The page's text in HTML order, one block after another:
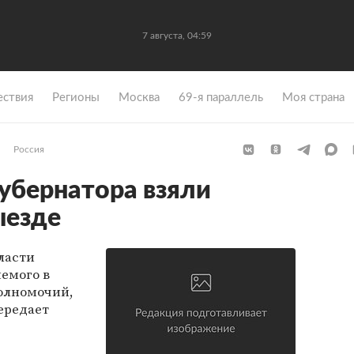
7 августа, 04:59
Регионы Москва 69-я параллель Моя страна
Россия
взяли
в